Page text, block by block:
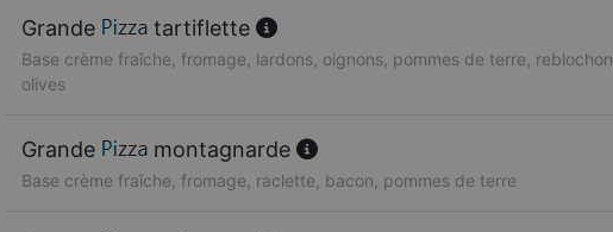
Grande tartiflette
Base crème fraîche, fromage, lardons, oignons, pommes de terre, reblochon,
olives
Grande montagnarde
Base crème fraîche, fromage, raclette, bacon, pommes de terre